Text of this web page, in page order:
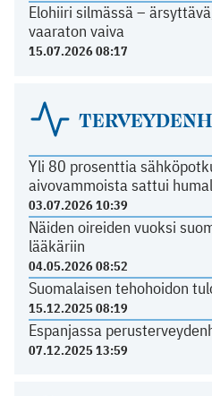
Elohiiri silmässä –
vaaraton vaiva
15.07.2026 08:17
Yli 80 prosenttia
aivovammoista sattui
03.07.2026 10:39
Näiden oireiden vuoksi
lääkäriin
04.05.2026 08:52
Suomalaisen tehohoidon
15.12.2025 08:19
Espanjassa
07.12.2025 13:59